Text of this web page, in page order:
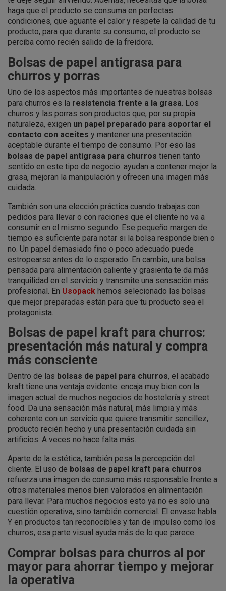
haga que el producto se consuma en perfectas
condiciones, que aguante el calor y respete la calidad de tu
producto, para que durante su consumo, el producto se
perciba como recién salido de la freidora.
Bolsas de papel antigrasa para
churros y porras
Uno de los aspectos más importantes de nuestras bolsas
para churros es la resistencia frente a la grasa. Los
churros y las porras son productos que, por su propia
naturaleza, exigen un papel preparado para soportar el
contacto con aceites y mantener una presentación
aceptable durante el tiempo de consumo. Por eso las
bolsas de papel antigrasa para churros tienen tanto
sentido en este tipo de negocio: ayudan a contener mejor la
grasa, mejoran la manipulación y ofrecen una imagen más
cuidada.
También son una elección práctica cuando trabajas con
pedidos para llevar o con raciones que el cliente no va a
consumir en el mismo segundo. Ese pequeño margen de
tiempo es suficiente para notar si la bolsa responde bien o
no. Un papel demasiado fino o poco adecuado puede
estropearse antes de lo esperado. En cambio, una bolsa
pensada para alimentación caliente y grasienta te da más
tranquilidad en el servicio y transmite una sensación más
profesional. En Usopack hemos selecionado las bolsas
que mejor preparadas están para que tu producto sea el
protagonista.
Bolsas de papel kraft para churros:
presentación más natural y compra
más consciente
Dentro de las bolsas de papel para churros, el acabado
kraft tiene una ventaja evidente: encaja muy bien con la
imagen actual de muchos negocios de hostelería y street
food. Da una sensación más natural, más limpia y más
coherente con un servicio que quiere transmitir sencillez,
producto recién hecho y una presentación cuidada sin
artificios. A veces no hace falta más.
Aparte de la estética, también pesa la percepción del
cliente. El uso de bolsas de papel kraft para churros
refuerza una imagen de consumo más responsable frente a
otros materiales menos bien valorados en alimentación
para llevar. Para muchos negocios esto ya no es solo una
cuestión operativa, sino también comercial. El envase habla.
Y en productos tan reconocibles y tan de impulso como los
churros, esa parte visual ayuda más de lo que parece.
Comprar bolsas para churros al por
mayor para ahorrar tiempo y mejorar
la operativa